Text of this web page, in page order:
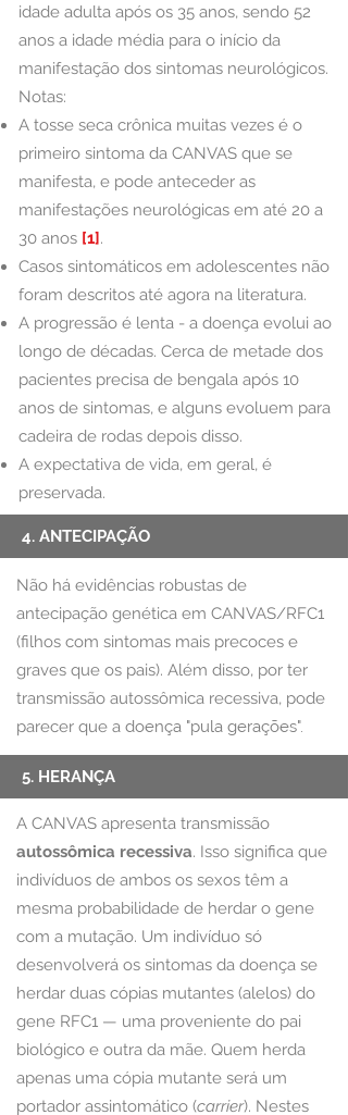
idade adulta após os 35 anos, sendo 52
anos a idade média para o início da
manifestação dos sintomas neurológicos.
Notas:
A tosse seca crônica muitas vezes é o
primeiro sintoma da CANVAS que se
manifesta, e pode anteceder as
manifestações neurológicas em até 20 a
30 anos [1].
Casos sintomáticos em adolescentes não
foram descritos até agora na literatura.
A progressão é lenta - a doença evolui ao
longo de décadas. Cerca de metade dos
pacientes precisa de bengala após 10
anos de sintomas, e alguns evoluem para
cadeira de rodas depois disso.
A expectativa de vida, em geral, é
preservada.
4. ANTECIPAÇÃO
Não há evidências robustas de
antecipação genética em CANVAS/RFC1
(filhos com sintomas mais precoces e
graves que os pais). Além disso, por ter
transmissão autossômica recessiva, pode
parecer que a doença "pula gerações".
5. HERANÇA
A CANVAS apresenta transmissão
autossômica recessiva. Isso significa que
indivíduos de ambos os sexos têm a
mesma probabilidade de herdar o gene
com a mutação. Um indivíduo só
desenvolverá os sintomas da doença se
herdar duas cópias mutantes (alelos) do
gene RFC1 — uma proveniente do pai
biológico e outra da mãe. Quem herda
apenas uma cópia mutante será um
portador assintomático (carrier). Nestes